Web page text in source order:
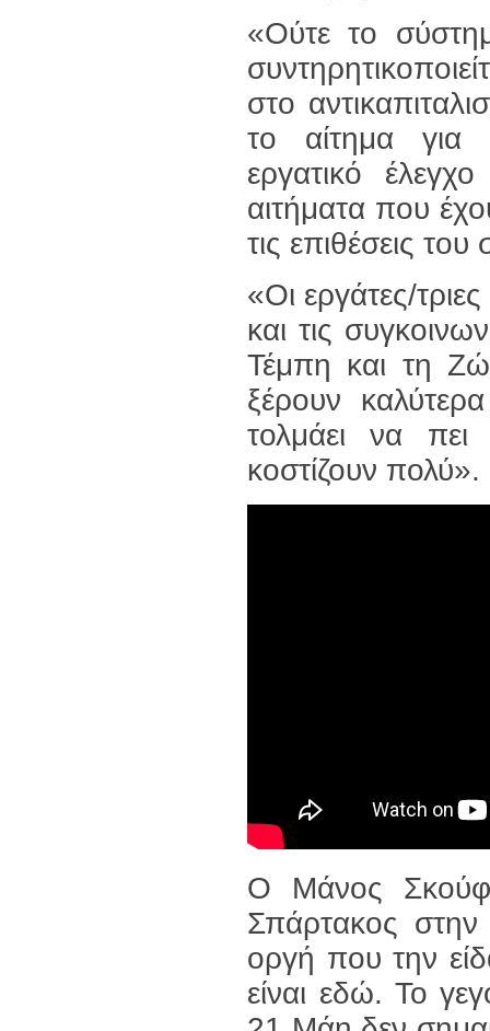
«Ούτε το
στο
το αίτημα για
εργατικό
αιτήματα που
τις επιθέσεις
«Οι εργάτες/
και τις
Τέμπη και τη
ξέρουν
τολμάει να πει
κοστίζουν πολύ».
Ο Μάνος
Σπάρτακος στην
οργή που την
είναι εδώ. Το